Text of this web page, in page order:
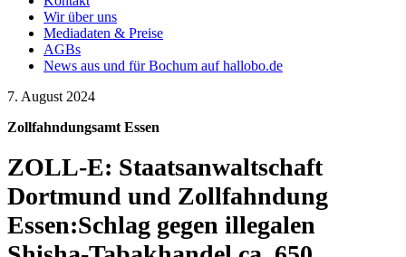
Wir über uns
Mediadaten & Preise
AGBs
News aus und für Bochum auf hallobo.de
7. August 2024
Zollfahndungsamt Essen
ZOLL-E: Staatsanwaltschaft
Dortmund und Zollfahndung
Essen:Schlag gegen illegalen